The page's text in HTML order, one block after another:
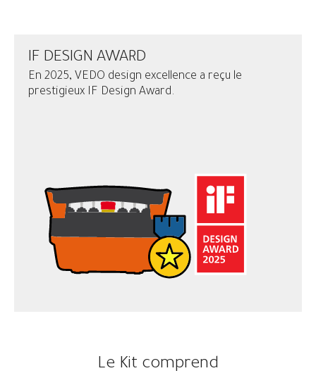
IF DESIGN AWARD
En 2025, VEDO design excellence a reçu le
prestigieux IF Design Award.
Le Kit comprend